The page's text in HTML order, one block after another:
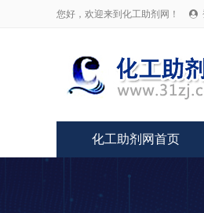
您好，欢迎来到化工助剂网！ 
化工助剂网首页